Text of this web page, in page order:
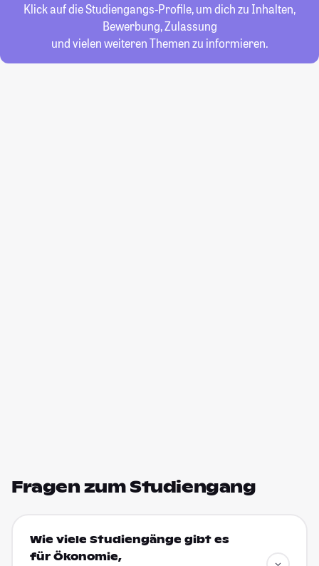
Klick auf die Studiengangs-Profile, um dich zu Inhalten,
Bewerbung, Zulassung
und vielen weiteren Themen zu informieren.
Fragen zum Studiengang
Wie viele Studiengänge gibt es
für Ökonomie,